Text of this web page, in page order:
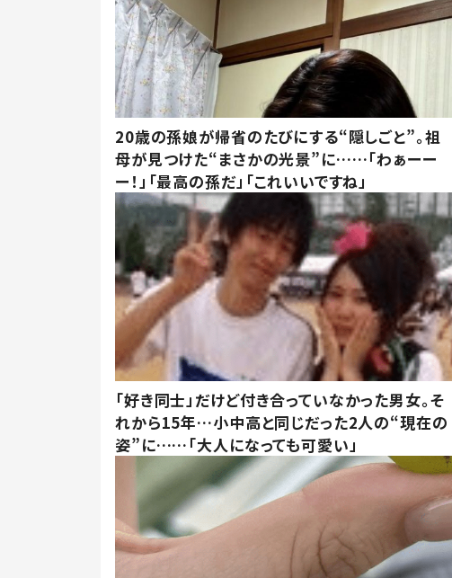
20歳の孫娘が帰省のたびにする“隠しごと”。祖
母が見つけた“まさかの光景”に……「わぁーー
ー！」「最高の孫だ」「これいいですね」
「好き同士」だけど付き合っていなかった男女。そ
れから15年…小中高と同じだった2人の“現在の
姿”に……「大人になっても可愛い」